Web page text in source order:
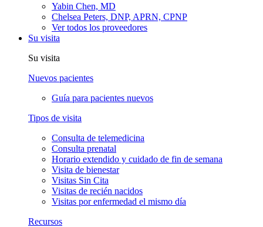
Yabin Chen, MD
Chelsea Peters, DNP, APRN, CPNP
Ver todos los proveedores
Su visita
Su visita
Nuevos pacientes
Guía para pacientes nuevos
Tipos de visita
Consulta de telemedicina
Consulta prenatal
Horario extendido y cuidado de fin de semana
Visita de bienestar
Visitas Sin Cita
Visitas de recién nacidos
Visitas por enfermedad el mismo día
Recursos